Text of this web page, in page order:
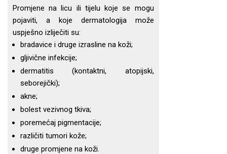
Promjene na licu ili tijelu koje se mogu
pojaviti, a koje dermatologija može
uspješno izliječiti su:
bradavice i druge izrasline na koži;
gljivične infekcije;
dermatitis (kontaktni, atopijski,
seborejički);
akne;
bolest vezivnog tkiva;
poremećaj pigmentacije;
različiti tumori kože;
druge promjene na koži.